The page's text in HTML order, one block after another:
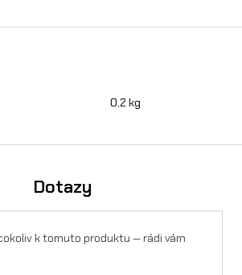
0,2 kg
Dotazy
k tomuto produktu — rádi vám